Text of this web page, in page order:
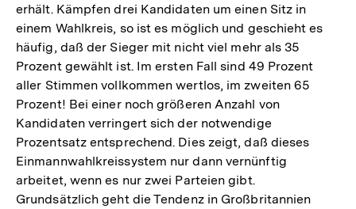
erhält. Kämpfen drei Kandidaten um einen Sitz in
einem Wahlkreis, so ist es möglich und geschieht es
häufig, daß der Sieger mit nicht viel mehr als 35
Prozent gewählt ist. Im ersten Fall sind 49 Prozent
aller Stimmen vollkommen wertlos, im zweiten 65
Prozent! Bei einer noch größeren Anzahl von
Kandidaten verringert sich der notwendige
Prozentsatz entsprechend. Dies zeigt, daß dieses
Einmannwahlkreissystem nur dann vernünftig
arbeitet, wenn es nur zwei Parteien gibt.
Grundsätzlich geht die Tendenz in Großbritannien